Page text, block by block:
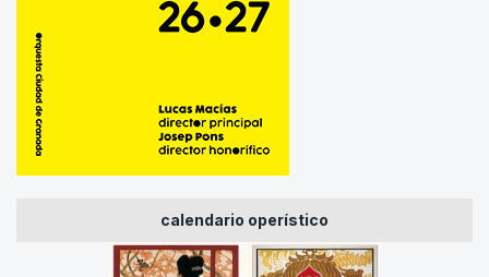
calendario operístico